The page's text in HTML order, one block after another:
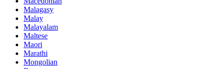
Malagasy
Malay
Malayalam
Maltese
Maori
Marathi
Mongolian